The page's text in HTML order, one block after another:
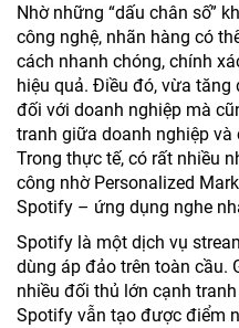
Nhờ những “dấu chân số”
công nghệ, nhãn hàng có
cách nhanh chóng, chính
hiệu quả. Điều đó, vừa
đối với doanh nghiệp mà
tranh giữa doanh nghiệp và
Trong thực tế, có rất nhiều
công nhờ Personalized
Spotify – ứng dụng nghe
Spotify là một dịch vụ
dùng áp đảo trên toàn cầu.
nhiều đối thủ lớn cạnh
Spotify vẫn tạo được điểm